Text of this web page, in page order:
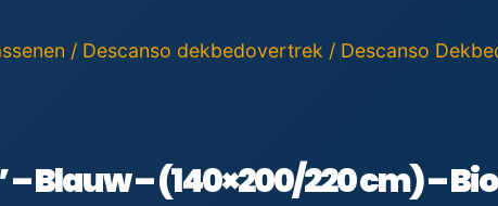
/ Descanso dekbedovertrek / Descanso
Blauw – (140×200/220 cm) –